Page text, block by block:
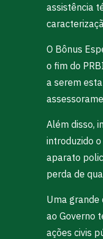
assistência
O Bônus
o fim do
a serem
Além disso,
introduzido
aparato
perda de
Uma grande
ao Governo
ações civis